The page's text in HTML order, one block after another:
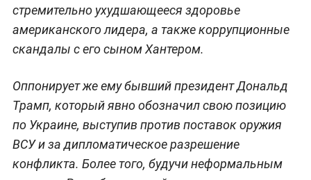
стремительно ухудшающееся здоровье
американского лидера, а также коррупционные
скандалы с его сыном Хантером.
Оппонирует же ему бывший президент Дональд
Трамп, который явно обозначил свою позицию
по Украине, выступив против поставок оружия
ВСУ и за дипломатическое разрешение
конфликта. Более того, будучи неформальным